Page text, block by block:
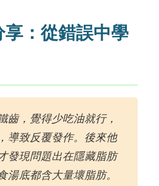
：從錯誤中學
齒，覺得少吃油就行，
導致反覆發作。後來他
發現問題出在隱藏脂肪
底都含大量壞脂肪。